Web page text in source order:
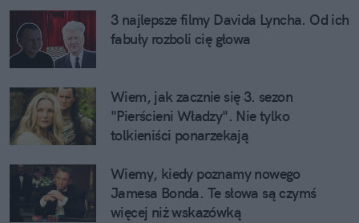
3 najlepsze filmy Davida Lyncha. Od ich
fabuły rozboli cię głowa
Wiem, jak zacznie się 3. sezon
"Pierścieni Władzy". Nie tylko
tolkieniści ponarzekają
Wiemy, kiedy poznamy nowego
Jamesa Bonda. Te słowa są czymś
więcej niż wskazówką